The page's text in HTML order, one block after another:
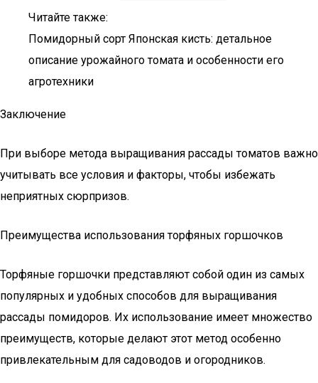
Читайте также:
Помидорный сорт Японская кисть: детальное
описание урожайного томата и особенности его
агротехники
Заключение
При выборе метода выращивания рассады томатов важно
учитывать все условия и факторы, чтобы избежать
неприятных сюрпризов.
Преимущества использования торфяных горшочков
Торфяные горшочки представляют собой один из самых
популярных и удобных способов для выращивания
рассады помидоров. Их использование имеет множество
преимуществ, которые делают этот метод особенно
привлекательным для садоводов и огородников.